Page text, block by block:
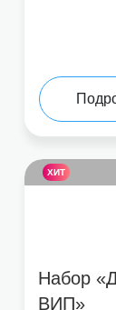
ХИТ
Набор
ВИП»